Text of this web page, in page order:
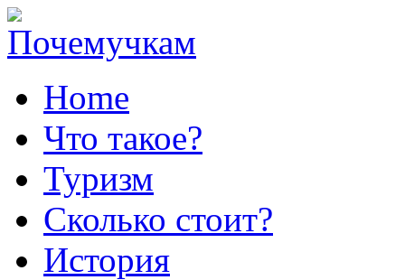
Home
Что такое?
Туризм
Сколько стоит?
История